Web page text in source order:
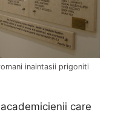
inaintasii prigoniti
care